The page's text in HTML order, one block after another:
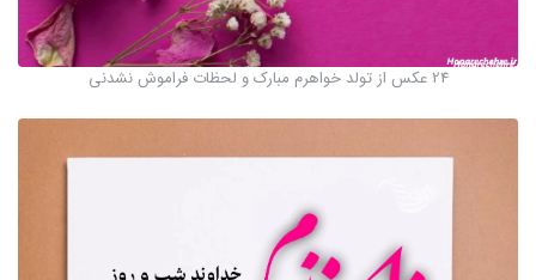
24 عکس از تولد خواهرم مبارک و لحظات فراموش نشدنی